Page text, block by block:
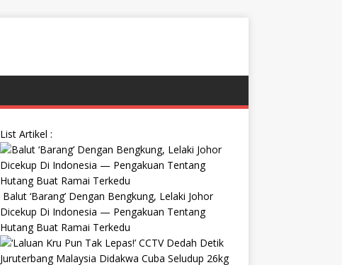
List Artikel :
Balut ‘Barang’ Dengan Bengkung, Lelaki Johor
Dicekup Di Indonesia — Pengakuan Tentang
Hutang Buat Ramai Terkedu